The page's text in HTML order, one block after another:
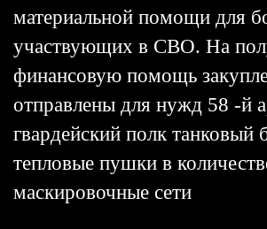
материальной помощи для
участвующих в СВО. На
финансовую помощь
отправлены для нужд 58 -й
гвардейский полк танковый
тепловые пушки в
маскировочные сети